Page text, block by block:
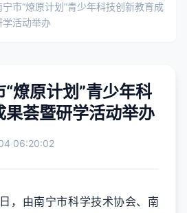
市“燎原计划”青少年科技创新教育成
学活动举办
燎原计划”青少年科
果荟暨研学活动举办
06:20:02
由南宁市科学技术协会、南